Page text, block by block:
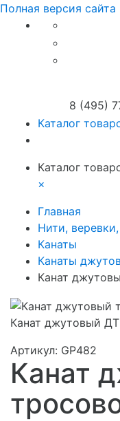
Полная версия сайта
8 (495)
Каталог
Каталог
×
Главная
Нити,
Канаты
Канаты
Канат
Канат джутовый
Артикул: GP482
Канат